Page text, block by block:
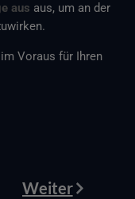
aus aus, um an der
Voraus für Ihren
WeiterWeiter